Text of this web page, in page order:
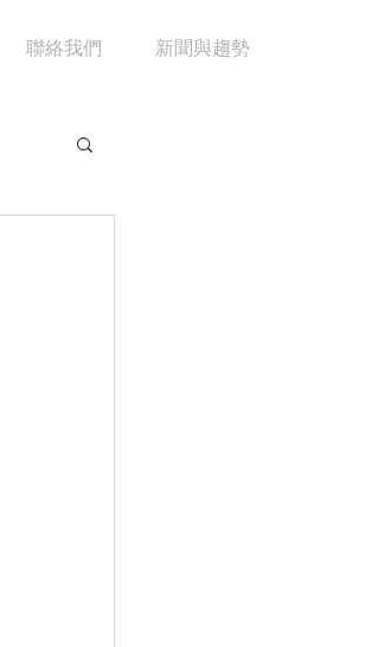
聯絡我們 新聞與趨勢